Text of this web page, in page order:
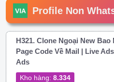
Profile Non
H321. Clone Ngoại New Bao
Page Code Về Mail | Live
Ads
Kho hàng: 8.334